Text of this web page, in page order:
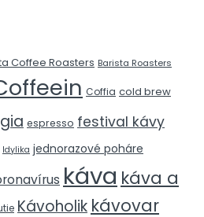
Coffee Roasters Barista Roasters
Coffia cold brew
espresso festival kávy
Idylika jednorazové poháre
káva káva a
Kávoholik kávovar